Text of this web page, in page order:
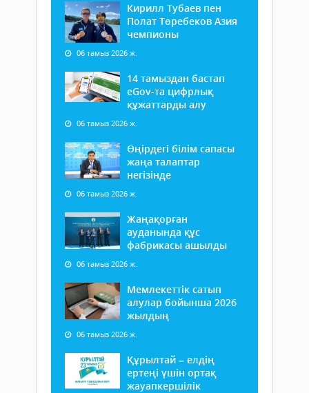
Кирилл Тубаев пен
Полат Төребеков Азия
чемпионы
06 тамыз 2026 ж.
14 тамыздан бастап
еGov-та цифрлық
құжаттарды алу
06 тамыз 2026 ж.
Өңірдегі білім сапасы
жаңа талаптар
негізінде
06 тамыз 2026 ж.
Жаңақорған
ауданында құс
фабрикасы ашылды
06 тамыз 2026 ж.
Мемлекеттік сатып
алулар бойынша 2026
жылдың
06 тамыз 2026 ж.
Құрылтай – елдің
ертеңі үшін ортақ
жауапкершілік